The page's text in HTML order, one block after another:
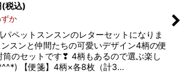
(税込)
か
パペットスンスンのレターセットになりま
スンと仲間たちの可愛いデザイン4柄の便
筒のセットです❣ 4柄もあるので選ぶ楽し
【便箋】4柄×各8枚（計3…